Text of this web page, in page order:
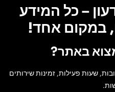
– כל המידע
במקום אחד!
באתר?
שעות פעילות, זמינות שירותים